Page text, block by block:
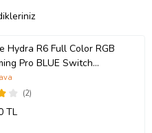
Hydra R6 Full Color RGB
Pro BLUE Switch
(2)
TL